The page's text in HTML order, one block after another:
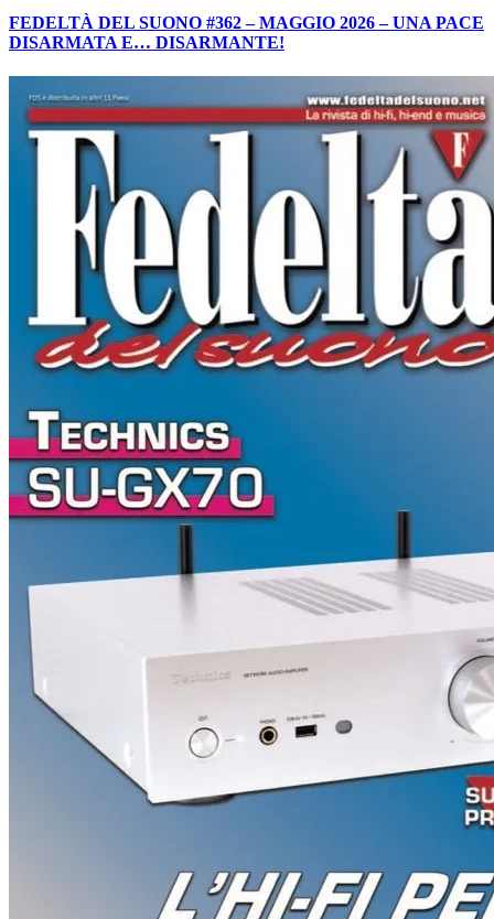
FEDELTÀ DEL SUONO #362 – MAGGIO 2026 – UNA PACE
DISARMATA E… DISARMANTE!